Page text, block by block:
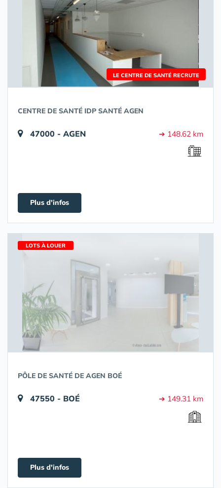
LE CENTRE DE SANTÉ RECRUTE
CENTRE DE SANTÉ IDP SANTÉ AGEN
47000 - AGEN ➔ 148.62 km
Plus d'infos
LOTS À LOUER
PÔLE DE SANTÉ DE AGEN BOÉ
47550 - BOÉ ➔ 149.31 km
Plus d'infos